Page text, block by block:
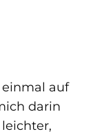
einmal auf
darin